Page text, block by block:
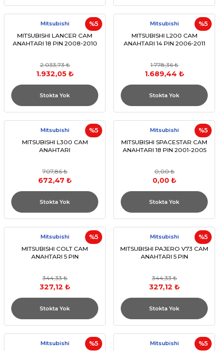
%5
Mitsubishi
MITSUBISHI LANCER CAM
ANAHTARI 18 PIN 2008-2010
2.033,73 ₺
1.932,05 ₺
Stokta Yok
%5
Mitsubishi
MITSUBISHI L200 CAM
ANAHTARI 14 PIN 2006-2011
1.778,36 ₺
1.689,44 ₺
Stokta Yok
%5
Mitsubishi
MITSUBISHI L300 CAM
ANAHTARI
707,86 ₺
672,47 ₺
Stokta Yok
%5
Mitsubishi
MITSUBISHI SPACESTAR CAM
ANAHTARI 18 PIN 2001-2005
0,00 ₺
0,00 ₺
Stokta Yok
%5
Mitsubishi
MITSUBISHI COLT CAM
ANAHTARI 5 PIN
344,33 ₺
327,12 ₺
Stokta Yok
%5
Mitsubishi
MITSUBISHI PAJERO V73 CAM
ANAHTARI 5 PIN
344,33 ₺
327,12 ₺
Stokta Yok
%5
Mitsubishi %5
Mitsubishi